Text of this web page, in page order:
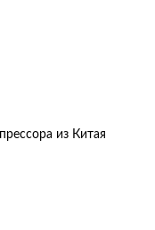
из Китая